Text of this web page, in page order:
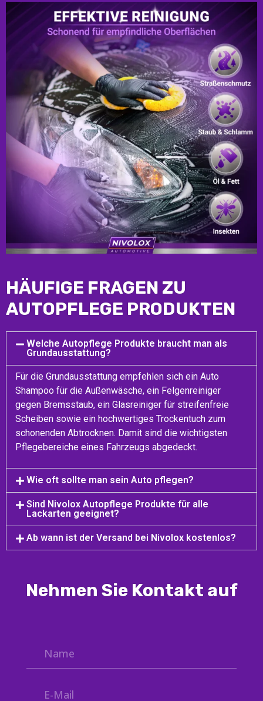
HÄUFIGE FRAGEN ZU
AUTOPFLEGE PRODUKTEN
Welche Autopflege Produkte braucht man als
Grundausstattung?
Für die Grundausstattung empfehlen sich ein Auto
Shampoo für die Außenwäsche, ein Felgenreiniger
gegen Bremsstaub, ein Glasreiniger für streifenfreie
Scheiben sowie ein hochwertiges Trockentuch zum
schonenden Abtrocknen. Damit sind die wichtigsten
Pflegebereiche eines Fahrzeugs abgedeckt.
Wie oft sollte man sein Auto pflegen?
Sind Nivolox Autopflege Produkte für alle
Lackarten geeignet?
Ab wann ist der Versand bei Nivolox kostenlos?
Nehmen Sie Kontakt auf